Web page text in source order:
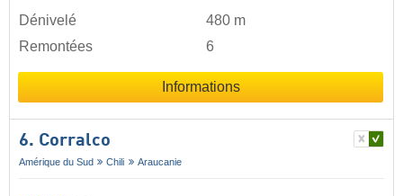
Dénivelé
480 m
Remontées
6
Informations
6. Corralco
Amérique du Sud Chili Araucanie